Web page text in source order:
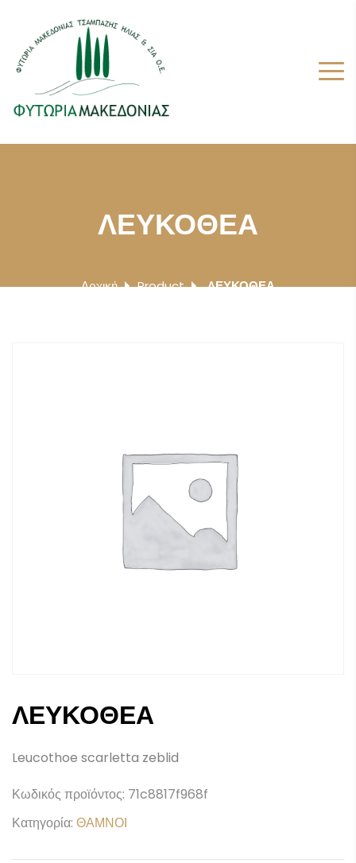
ΛΕΥΚΟΘΕΑ
Αρχική Product ΛΕΥΚΟΘΕΑ
ΛΕΥΚΟΘΕΑ
Leucothoe scarletta zeblid
Κωδικός προϊόντος: 71c8817f968f
Κατηγορία: ΘΑΜΝΟΙ